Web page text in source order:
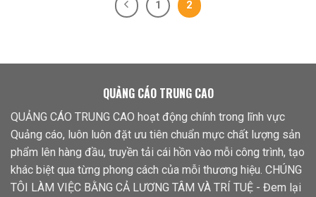
1 2
QUẢNG CÁO TRUNG CAO
QUẢNG CÁO TRUNG CAO hoạt động chính trong lĩnh vực
Quảng cáo, luôn luôn đặt ưu tiên chuẩn mực chất lượng sản
phẩm lên hàng đầu, truyền tải cái hồn vào mỗi công trình, tạo
khác biệt qua từng phong cách của mỗi thương hiệu. CHÚNG
TÔI LÀM VIỆC BẰNG CẢ LƯƠNG TÂM VÀ TRÍ TUỆ - Đem lại